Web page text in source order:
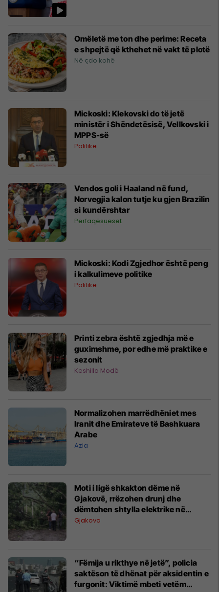
Omëletë me ton dhe perime: Receta
e shpejtë që kthehet në vakt të plotë
Në çdo kohë
Mickoski: Klekovski do të jetë
ministër i Shëndetësisë, Vellkovski i
MPPS-së
Politikë
Vendos goli i Haaland në fund,
Norvegjia kalon tutje ku gjen Brazilin
si kundërshtar
Përfaqësueset
Mickoski: Kodi Zgjedhor është peng
i kalkulimeve politike
Politikë
Printi zebra është zgjedhja më e
guximshme, por edhe më praktike e
sezonit
Keshilla Modë
Normalizohen marrëdhëniet mes
Iranit dhe Emirateve të Bashkuara
Arabe
Azia
Moti i ligë shkakton dëme në
Gjakovë, rrëzohen drunj dhe
dëmtohen shtylla elektrike në
Gërgoc e Cërmjan
Gjakova
“Fëmija u rikthye në jetë”, policia
saktëson të dhënat për aksidentin e
furgonit: Viktimë mbeti vetëm